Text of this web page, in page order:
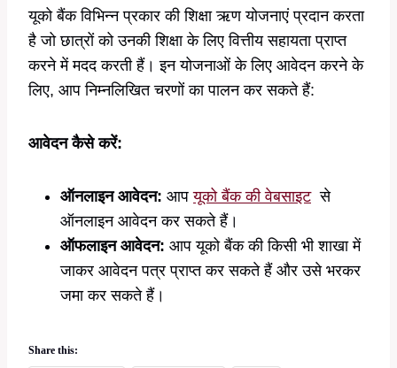
यूको बैंक विभिन्न प्रकार की शिक्षा ऋण योजनाएं प्रदान करता
है जो छात्रों को उनकी शिक्षा के लिए वित्तीय सहायता प्राप्त
करने में मदद करती हैं। इन योजनाओं के लिए आवेदन करने के
लिए, आप निम्नलिखित चरणों का पालन कर सकते हैं:
आवेदन कैसे करें:
ऑनलाइन आवेदन: आपयूको बैंक की वेबसाइटसे
ऑनलाइन आवेदन कर सकते हैं।
ऑफलाइन आवेदन: आप यूको बैंक की किसी भी शाखा में
जाकर आवेदन पत्र प्राप्त कर सकते हैं और उसे भरकर
जमा कर सकते हैं।
Share this: